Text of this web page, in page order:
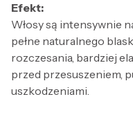
Efekt:
Włosy są intensywnie
pełne naturalnego
rozczesania, bardziej
przed przesuszeniem,
uszkodzeniami.